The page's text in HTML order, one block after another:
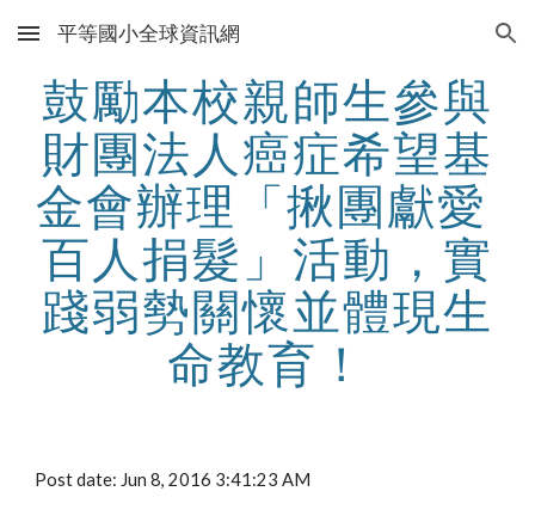
Skip to main content Skip to navigation
平等國小全球資訊網
鼓勵本校親師生參與
財團法人癌症希望基
金會辦理「揪團獻愛
百人捐髮」活動，實
踐弱勢關懷並體現生
命教育！
Post date: Jun 8, 2016 3:41:23 AM